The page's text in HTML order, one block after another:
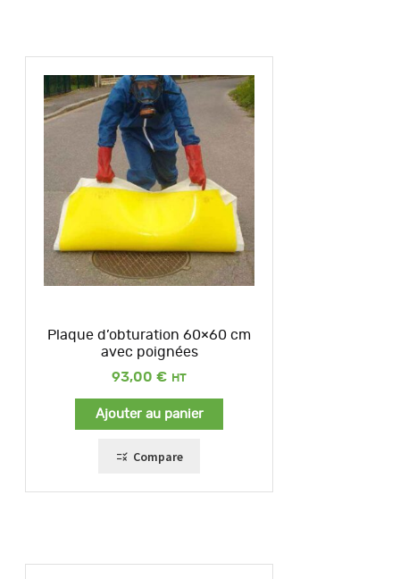
Plaque d’obturation 60×60 cm
avec poignées
93,00 €
Ajouter au panier
Compare